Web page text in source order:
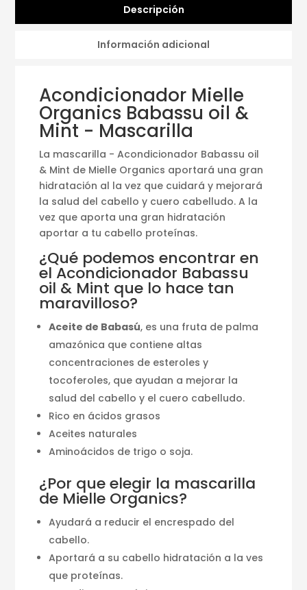
Descripción
Información adicional
Acondicionador Mielle
Organics Babassu oil &
Mint - Mascarilla
La mascarilla - Acondicionador Babassu oil
& Mint de Mielle Organics aportará una gran
hidratación al la vez que cuidará y mejorará
la salud del cabello y cuero cabelludo. A la
vez que aporta una gran hidratación
aportar a tu cabello proteínas.
¿Qué podemos encontrar en
el Acondicionador Babassu
oil & Mint que lo hace tan
maravilloso?
Aceite de Babasú, es una fruta de palma
amazónica que contiene altas
concentraciones de esteroles y
tocoferoles, que ayudan a mejorar la
salud del cabello y el cuero cabelludo.
Rico en ácidos grasos
Aceites naturales
Aminoácidos de trigo o soja.
¿Por que elegir la mascarilla
de Mielle Organics?
Ayudará a reducir el encrespado del
cabello.
Aportará a su cabello hidratación a la ves
que proteínas.